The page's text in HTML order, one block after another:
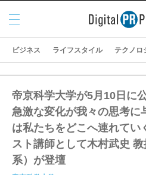
メニ
ュー
ビジネス ライフスタイル テクノロ
帝京科学大学が5月10日に
急激な変化が我々の思考に
は私たちをどこへ連れて
スト講師として木村武史
系）が登壇